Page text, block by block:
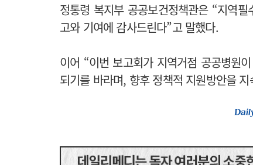
정통령 복지부 공공보건정책관은 “지역
고와 기여에 감사드린다”고 말했다.
이어 “이번 보고회가 지역거점 공공병원
되기를 바라며, 향후 정책적 지원방안을